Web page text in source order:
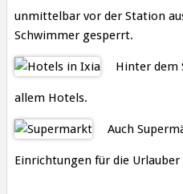
unmittelbar vor der Station
Schwimmer gesperrt.
Hinter dem
allem Hotels.
Auch
Einrichtungen für die